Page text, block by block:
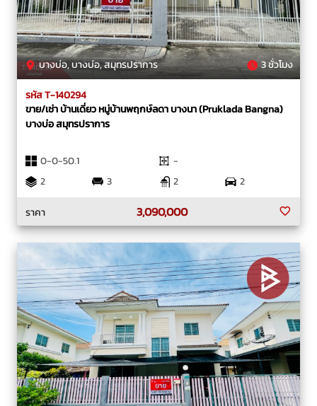
บางบ่อ, บางบ่อ, สมุทรปราการ 3 ชั่วโมง
รหัส T-140294
ขาย/เช่า บ้านเดี่ยว หมู่บ้านพฤกษ์ลดา บางนา (Pruklada Bangna)
บางบ่อ สมุทรปราการ
0-0-50.1
-
2
3 2
2
ราคา
3,090,000